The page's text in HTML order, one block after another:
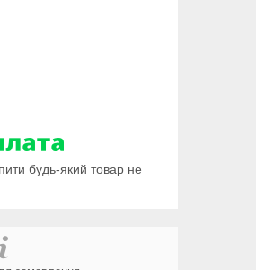
будь-який товар не